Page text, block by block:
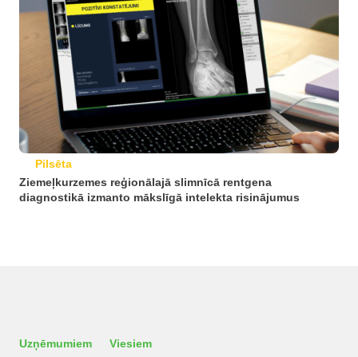
Pilsēta
Ziemeļkurzemes reģionālajā slimnīcā rentgena
diagnostikā izmanto mākslīgā intelekta risinājumus
Uzņēmumiem Viesiem